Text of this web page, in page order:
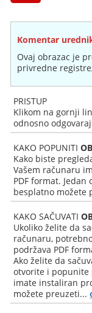
Komentar
Ovaj obrazac je
privredne
PRISTUP
Klikom na gornji
odnosno
KAKO POPUNITI
Kako biste
Vašem računaru
PDF format.
besplatno možete
KAKO SAČUVATI
Ukoliko želite da
računaru,
podržava PDF
Ako želite da
otvorite i popunite
imate instaliran
možete preuzeti...